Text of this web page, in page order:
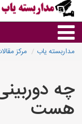
مداربسته یاب مرکز
چه
هست